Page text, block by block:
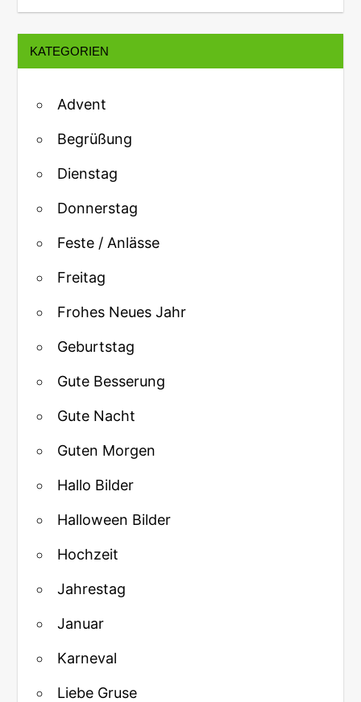
KATEGORIEN
Advent
Begrüßung
Dienstag
Donnerstag
Feste / Anlässe
Freitag
Frohes Neues Jahr
Geburtstag
Gute Besserung
Gute Nacht
Guten Morgen
Hallo Bilder
Halloween Bilder
Hochzeit
Jahrestag
Januar
Karneval
Liebe Gruse